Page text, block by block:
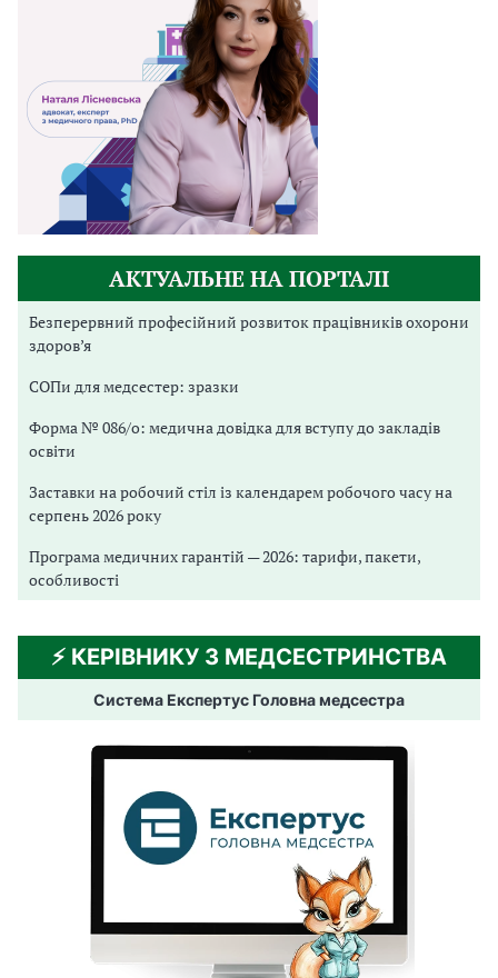
АКТУАЛЬНЕ НА ПОРТАЛІ
Безперервний професійний розвиток працівників охорони
здоров’я
СОПи для медсестер: зразки
Форма № 086/о: медична довідка для вступу до закладів
освіти
Заставки на робочий стіл із календарем робочого часу на
серпень 2026 року
Програма медичних гарантій — 2026: тарифи, пакети,
особливості
⚡️ КЕРІВНИКУ З МЕДСЕСТРИНСТВА
Система Експертус Головна медсестра